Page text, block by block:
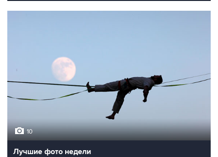
10
Лучшие фото недели